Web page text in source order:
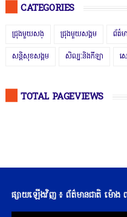
CATEGORIES
ជ្រុងមួយសង្ ជ្រុងមួយសង្គម ព័ត៌ម
សន្តិសុខសង្គម សិល្បៈនិងកីឡា ស
TOTAL PAGEVIEWS
ផ្សាយឡើងវិញ ៖ ព័ត៌មានជាតិ ម៉ោង